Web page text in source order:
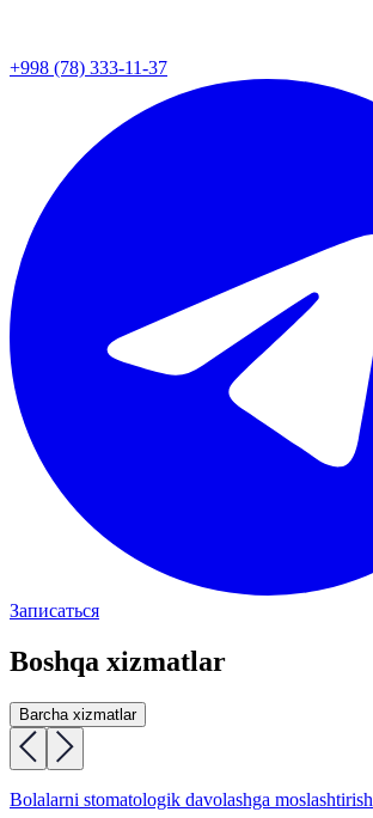
+998 (78) 333-11-37
Записаться
Boshqa xizmatlar
Barcha xizmatlar
Bolalarni stomatologik davolashga moslashtirish